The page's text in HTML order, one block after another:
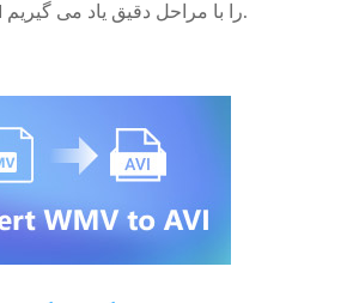
MPEG به AVI را با مراحل دقیق یاد می گیریم.